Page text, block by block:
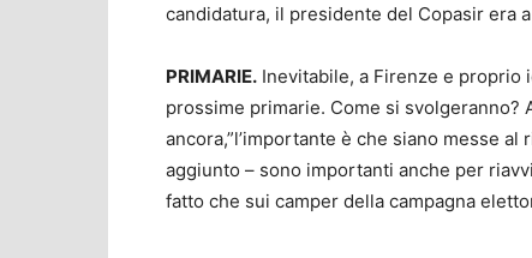
candidatura, il presidente del Copasir era
PRIMARIE. Inevitabile, a Firenze e proprio
prossime primarie. Come si svolgeranno?
ancora,”l’importante è che siano messe
aggiunto – sono importanti anche per
fatto che sui camper della campagna